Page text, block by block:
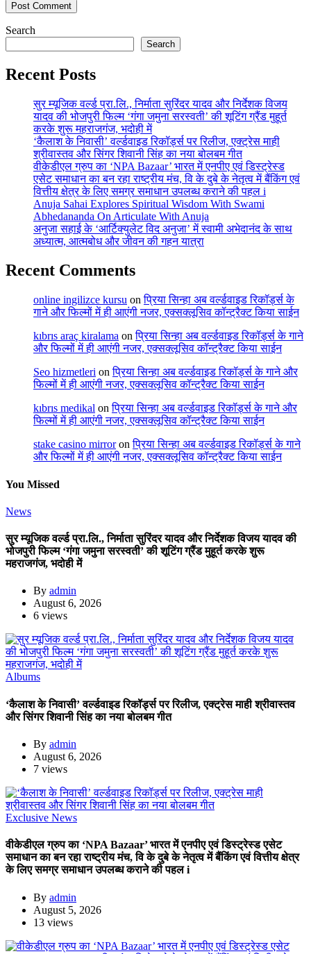
Search
Search
Recent Posts
सुर म्यूजिक वर्ल्ड प्रा.लि., निर्माता सुरिंदर यादव और निर्देशक विजय
यादव की भोजपुरी फिल्म ‘गंगा जमुना सरस्वती’ की शूटिंग ग्रैंड मुहूर्त
करके शुरू महराजगंज, भदोही में
‘कैलाश के निवासी’ वर्ल्डवाइड रिकॉर्ड्स पर रिलीज, एक्ट्रेस माही
श्रीवास्तव और सिंगर शिवानी सिंह का नया बोलबम गीत
वीकेडीएल ग्रुप का ‘NPA Bazaar’ भारत में एनपीए एवं डिस्ट्रेस्ड
एसेट समाधान का बन रहा राष्ट्रीय मंच, वि के दुबे के नेतृत्व में बैंकिंग एवं
वित्तीय क्षेत्र के लिए समग्र समाधान उपलब्ध कराने की पहल i
Anuja Sahai Explores Spiritual Wisdom With Swami
Abhedananda On Articulate With Anuja
अनुजा सहाई के ‘आर्टिक्युलेट विद अनुजा’ में स्वामी अभेदानंद के साथ
अध्यात्म, आत्मबोध और जीवन की गहन यात्रा
Recent Comments
online ingilizce kursu onप्रिया सिन्हा अब वर्ल्डवाइड रिकॉर्ड्स के
गाने और फिल्मों में ही आएंगी नजर, एक्सक्लूसिव कॉन्ट्रैक्ट किया साईन
kıbrıs araç kiralama onप्रिया सिन्हा अब वर्ल्डवाइड रिकॉर्ड्स के गाने
और फिल्मों में ही आएंगी नजर, एक्सक्लूसिव कॉन्ट्रैक्ट किया साईन
Seo hizmetleri onप्रिया सिन्हा अब वर्ल्डवाइड रिकॉर्ड्स के गाने और
फिल्मों में ही आएंगी नजर, एक्सक्लूसिव कॉन्ट्रैक्ट किया साईन
kıbrıs medikal onप्रिया सिन्हा अब वर्ल्डवाइड रिकॉर्ड्स के गाने और
फिल्मों में ही आएंगी नजर, एक्सक्लूसिव कॉन्ट्रैक्ट किया साईन
stake casino mirroronप्रिया सिन्हा अब वर्ल्डवाइड रिकॉर्ड्स के गाने
और फिल्मों में ही आएंगी नजर, एक्सक्लूसिव कॉन्ट्रैक्ट किया साईन
You Missed
News
सुर म्यूजिक वर्ल्ड प्रा.लि., निर्माता सुरिंदर यादव और निर्देशक विजय यादव की
भोजपुरी फिल्म ‘गंगा जमुना सरस्वती’ की शूटिंग ग्रैंड मुहूर्त करके शुरू
महराजगंज, भदोही में
By admin
August 6, 2026
6 views
Albums
‘कैलाश के निवासी’ वर्ल्डवाइड रिकॉर्ड्स पर रिलीज, एक्ट्रेस माही श्रीवास्तव
और सिंगर शिवानी सिंह का नया बोलबम गीत
By admin
August 6, 2026
7 views
Exclusive News
वीकेडीएल ग्रुप का ‘NPA Bazaar’ भारत में एनपीए एवं डिस्ट्रेस्ड एसेट
समाधान का बन रहा राष्ट्रीय मंच, वि के दुबे के नेतृत्व में बैंकिंग एवं वित्तीय क्षेत्र
के लिए समग्र समाधान उपलब्ध कराने की पहल i
By admin
August 5, 2026
13 views